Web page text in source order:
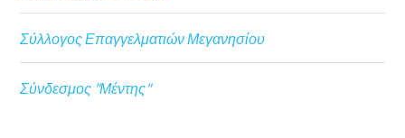
Σύλλογος Επαγγελματιών Μεγανησίου
Σύνδεσμος "Μέντης"